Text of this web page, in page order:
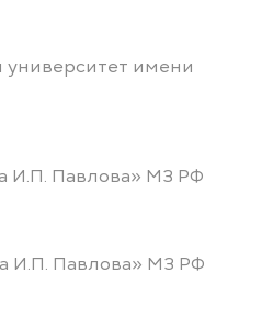
университет имени
И.П. Павлова» МЗ РФ
И.П. Павлова» МЗ РФ